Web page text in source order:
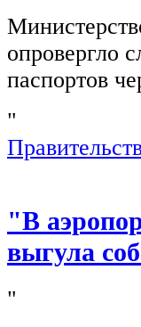
опровергло
паспортов
"
"В
выгула
"